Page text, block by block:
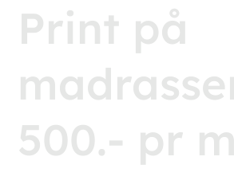
Print på
500.- pr